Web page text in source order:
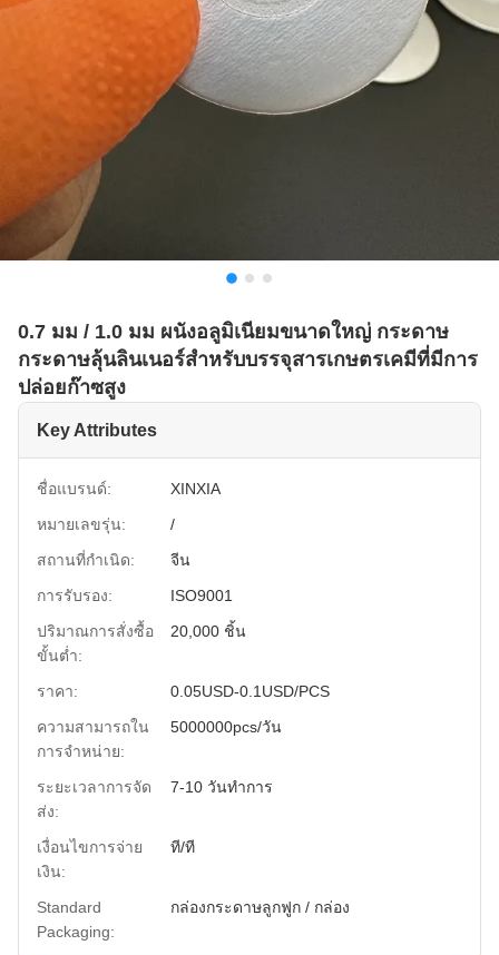
0.7 มม / 1.0 มม ผนังอลูมิเนียมขนาดใหญ่ กระดาษ
กระดาษลุ้นลินเนอร์สําหรับบรรจุสารเกษตรเคมีที่มีการ
ปล่อยก๊าซสูง
Key Attributes
ชื่อแบรนด์:
XINXIA
หมายเลขรุ่น:
/
สถานที่กำเนิด:
จีน
การรับรอง:
ISO9001
ปริมาณการสั่งซื้อ
ขั้นต่ำ:
20,000 ชิ้น
ราคา:
0.05USD-0.1USD/PCS
ความสามารถใน
การจําหน่าย:
5000000pcs/วัน
ระยะเวลาการจัด
ส่ง:
7-10 วันทำการ
เงื่อนไขการจ่าย
เงิน:
ที/ที
Standard
Packaging:
กล่องกระดาษลูกฟูก / กล่อง